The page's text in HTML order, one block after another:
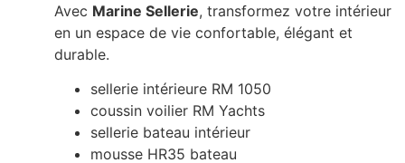
Avec Marine Sellerie, transformez votre intérieur
en un espace de vie confortable, élégant et
durable.
sellerie intérieure RM 1050
coussin voilier RM Yachts
sellerie bateau intérieur
mousse HR35 bateau